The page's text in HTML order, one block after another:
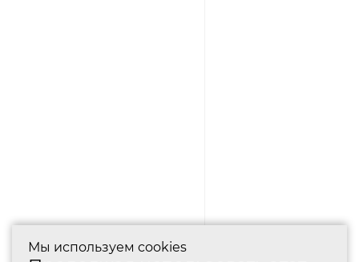
Мы используем cookies